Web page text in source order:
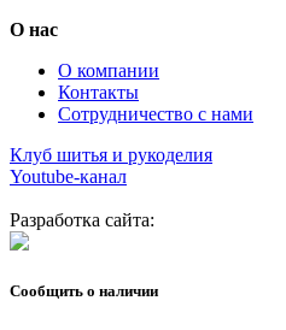
О нас
О компании
Контакты
Сотрудничество с нами
Клуб шитья и рукоделия
Youtube-канал
Разработка сайта:
Сообщить о наличии